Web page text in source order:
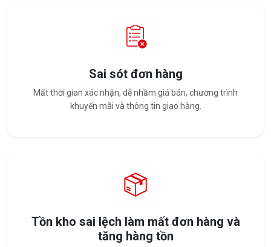
Sai sót đơn hàng
Mất thời gian xác nhận, dễ nhầm giá bán, chương trình
khuyến mãi và thông tin giao hàng.
Tồn kho sai lệch làm mất đơn hàng và
tăng hàng tồn